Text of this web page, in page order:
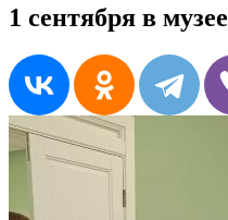
1 сентября в музее